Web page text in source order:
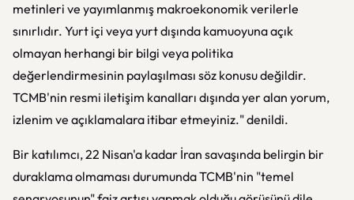
metinleri ve yayımlanmış makroekonomik verilerle
sınırlıdır. Yurt içi veya yurt dışında kamuoyuna açık
olmayan herhangi bir bilgi veya politika
değerlendirmesinin paylaşılması söz konusu değildir.
TCMB'nin resmi iletişim kanalları dışında yer alan yorum,
izlenim ve açıklamalara itibar etmeyiniz." denildi.
Bir katılımcı, 22 Nisan'a kadar İran savaşında belirgin bir
duraklama olmaması durumunda TCMB'nin "temel